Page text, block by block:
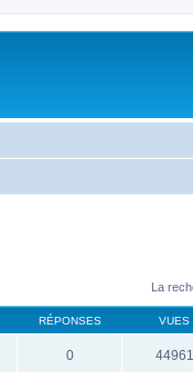
La
RÉPONSES VUES
0 44961